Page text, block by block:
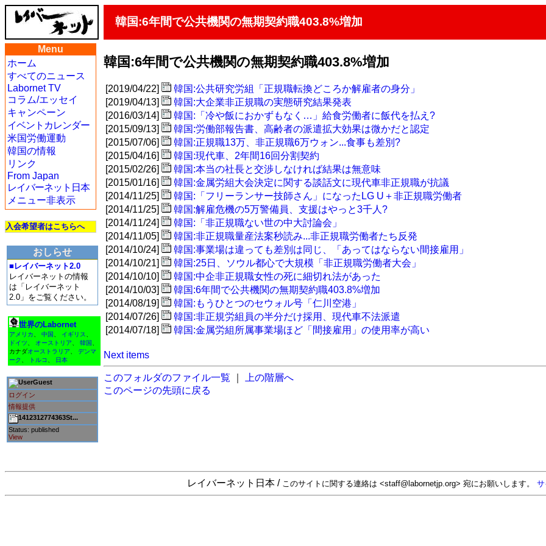
韓国:6年間で公共機関の無期契約職403.8%増加
Menu
ホーム
すべてのニュース
Labornet TV
コラム/エッセイ
キャンペーン
イベントカレンダー
米国労働運動
韓国の情報
リンク
From Japan
レイバーネット日本
メニュー非表示
入会希望者はこちらへ
おしらせ
■レイバーネット2.0
レイバーネットの情報
は「レイバーネット
2.0」をご覧ください。
世界のLabornet
アメリカ 中国 イギリス
ドイツ
オーストリア 韓国
カナダオーストラリア
デンマ
ーク
トルコ 日本
Guest
ログイン
情報提供
1412312774363St...
Status: published
View
韓国:6年間で公共機関の無期契約職403.8%増加
[2019/04/22]
韓国:公共研究労組「正規職転換どころか解雇者の身分」
[2019/04/13]
韓国:大企業非正規職の実態研究結果発表
[2016/03/14]
韓国:「冷や飯におかずもなく…」給食労働者に飯代を払え?
[2015/09/13]
韓国:労働部報告書、高齢者の派遣拡大効果は微かだと認定
[2015/07/06]
韓国:正規職13万、非正規職6万ウォン...食事も差別?
[2015/04/16]
韓国:現代車、2年間16回分割契約
[2015/02/26]
韓国:本当の社長と交渉しなければ結果は無意味
[2015/01/16]
韓国:金属労組大会決定に関する談話文に現代車非正規職が抗議
[2014/11/25]
韓国:「フリーランサー技師さん」になったLG U＋非正規職労働者
[2014/11/25]
韓国:解雇危機の5万警備員、支援はやっと3千人?
[2014/11/24]
韓国:「非正規職ない世の中大討論会」
[2014/11/05]
韓国:非正規職量産法案秒読み...非正規職労働者たち反発
[2014/10/24]
韓国:事業場は違っても差別は同じ、「あってはならない間接雇用」
[2014/10/21]
韓国:25日、ソウル都心で大規模「非正規職労働者大会」
[2014/10/10]
韓国:中企非正規職女性の死に細切れ法があった
[2014/10/03]
韓国:6年間で公共機関の無期契約職403.8%増加
[2014/08/19]
韓国:もうひとつのセウォル号「仁川空港」
[2014/07/26]
韓国:非正規労組員の半分だけ採用、現代車不法派遣
[2014/07/18]
韓国:金属労組所属事業場ほど「間接雇用」の使用率が高い
Next items
このフォルダのファイル一覧
上の階層へ
このページの先頭に戻る
レイバーネット日本 / このサイトに関する連絡は <staff@labornetjp.org> 宛にお願いします。